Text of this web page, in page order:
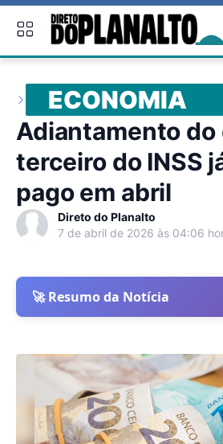
ECONOMIA
Adiantamento do
terceiro do INSS
pago em abril
Direto do Planalto
7 de abril de 2026 às 04:06
🚀 Resumo da Notícia